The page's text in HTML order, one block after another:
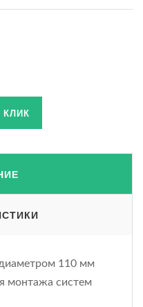
КЛИК
110 мм
монтажа систем